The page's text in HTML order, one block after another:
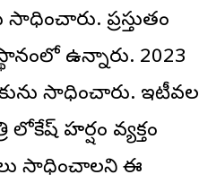
ప్రస్తుతం
ఉన్నారు. 2023
సాధించారు. ఇటీవల
హర్షం వ్యక్తం
సాధించాలని ఈ